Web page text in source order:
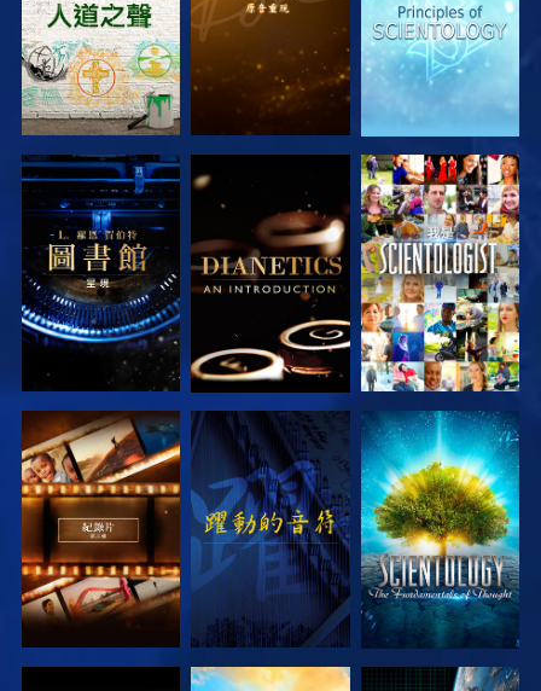
探索系列節目 探索系列節目 觀看
探索系列節目 觀看 探索系列節目